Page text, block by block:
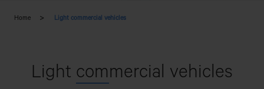
Home Light commercial vehicles
Light commercial vehicles